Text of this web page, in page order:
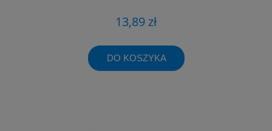
13,89 zł
DO KOSZYKA